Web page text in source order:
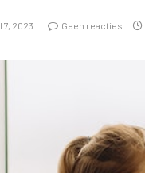
7, 2023 Geen reacties